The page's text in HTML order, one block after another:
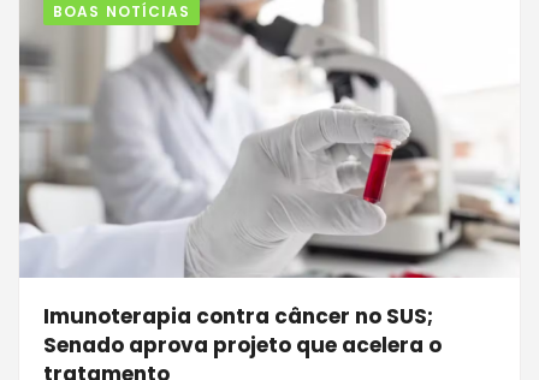
BOAS NOTÍCIAS
Imunoterapia contra câncer no SUS;
Senado aprova projeto que acelera o
tratamento